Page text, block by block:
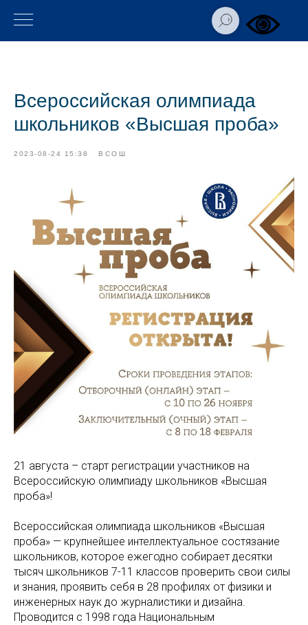
Всероссийская олимпиада
школьников «Высшая проба»
2023-08-24 15:38 ВСОШ
21 августа – старт регистрации участников на
Всероссийскую олимпиаду школьников «Высшая
проба»!
Всероссийская олимпиада школьников «Высшая
проба» — крупнейшее интеллектуальное состязание
школьников, которое ежегодно собирает десятки
тысяч школьников 7-11 классов проверить свои силы
и знания, проявить себя в 28 профилях от физики и
инженерных наук до журналистики и дизайна.
Проводится с 1998 года Национальным